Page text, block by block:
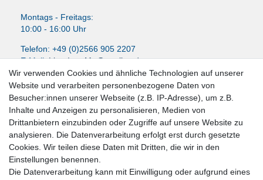
Montags - Freitags:
10:00 - 16:00 Uhr
Telefon: +49 (0)2566 905 2207
E-Mail:LissyInterMo@t-online.de
News-Letter abonieren
VORNAME NACHNAME
E-MAIL **
Newsletter
Wir verwenden Cookies und ähnliche Technologien auf unserer
Website und verarbeiten personenbezogene Daten von
Besucher:innen unserer Webseite (z.B. IP-Adresse), um z.B.
Inhalte und Anzeigen zu personalisieren, Medien von
Drittanbietern einzubinden oder Zugriffe auf unsere Website zu
analysieren. Die Datenverarbeitung erfolgt erst durch gesetzte
Cookies. Wir teilen diese Daten mit Dritten, die wir in den
Einstellungen benennen.
Die Datenverarbeitung kann mit Einwilligung oder aufgrund eines